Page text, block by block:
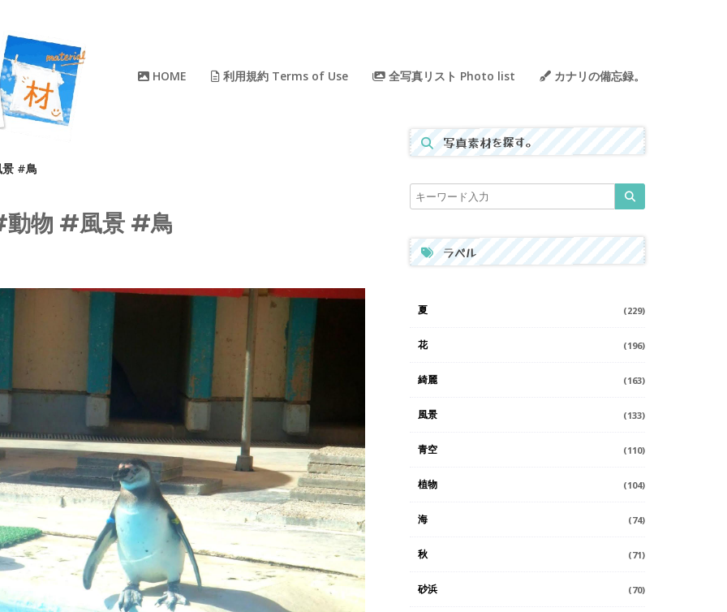
HOME 利用規約 Terms of Use 全写真リスト Photo list カナリの備忘録。
#鳥
物 #風景 #鳥
写真素材を探す。
ラベル
夏 (229)
花 (196)
綺麗 (163)
風景 (133)
青空 (110)
植物 (104)
海 (74)
秋 (71)
砂浜 (70)